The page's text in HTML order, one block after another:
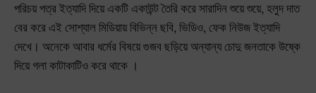
পরিচয় পত্র ইত্যাদি দিয়ে একটি একাউন্ট তৈরি করে সারাদিন শুয়ে শুয়ে, হলুদ দাত
বের করে এই সোশ্যাল মিডিয়ায় বিভিন্ন ছবি, ভিডিও, ফেক নিউজ ইত্যাদি
দেখে। অনেকে আবার ধর্মের বিষয়ে গুজব ছড়িয়ে অন্যান্য চোদু জনতাকে উষ্কে
দিয়ে গলা কাটাকাটিও করে থাকে ।